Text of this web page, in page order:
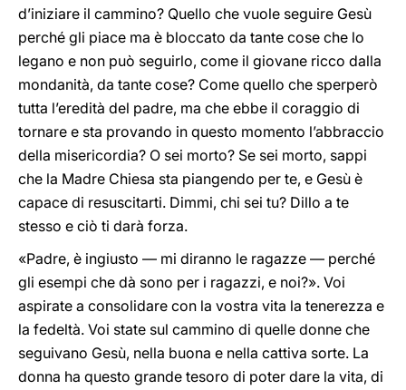
d’iniziare il cammino? Quello che vuole seguire Gesù
perché gli piace ma è bloccato da tante cose che lo
legano e non può seguirlo, come il giovane ricco dalla
mondanità, da tante cose? Come quello che sperperò
tutta l’eredità del padre, ma che ebbe il coraggio di
tornare e sta provando in questo momento l’abbraccio
della misericordia? O sei morto? Se sei morto, sappi
che la Madre Chiesa sta piangendo per te, e Gesù è
capace di resuscitarti. Dimmi, chi sei tu? Dillo a te
stesso e ciò ti darà forza.
«Padre, è ingiusto — mi diranno le ragazze — perché
gli esempi che dà sono per i ragazzi, e noi?». Voi
aspirate a consolidare con la vostra vita la tenerezza e
la fedeltà. Voi state sul cammino di quelle donne che
seguivano Gesù, nella buona e nella cattiva sorte. La
donna ha questo grande tesoro di poter dare la vita, di